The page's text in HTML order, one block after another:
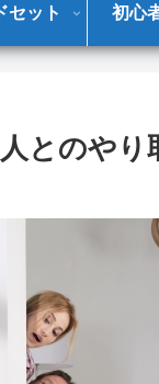
セット 初心
とのや